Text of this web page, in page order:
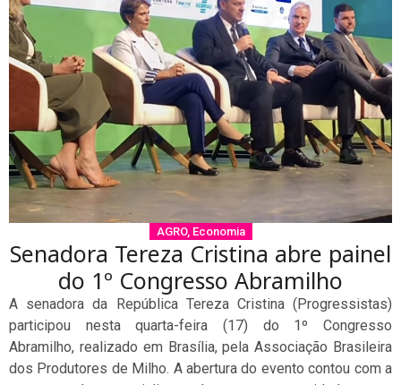
AGRO, Economia
Senadora Tereza Cristina abre painel
do 1º Congresso Abramilho
A senadora da República Tereza Cristina (Progressistas)
participou nesta quarta-feira (17) do 1º Congresso
Abramilho, realizado em Brasília, pela Associação Brasileira
dos Produtores de Milho. A abertura do evento contou com a